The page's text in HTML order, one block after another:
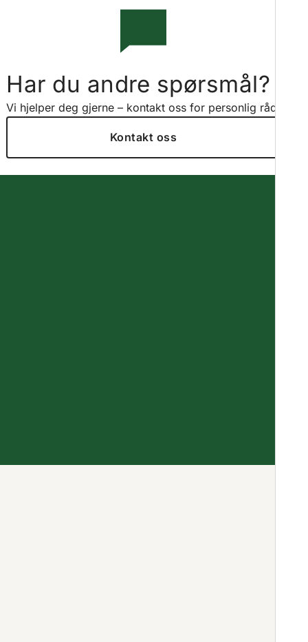
Har du andre spørsmål?
Vi hjelper deg gjerne – kontakt oss for personlig råd.
Kontakt oss